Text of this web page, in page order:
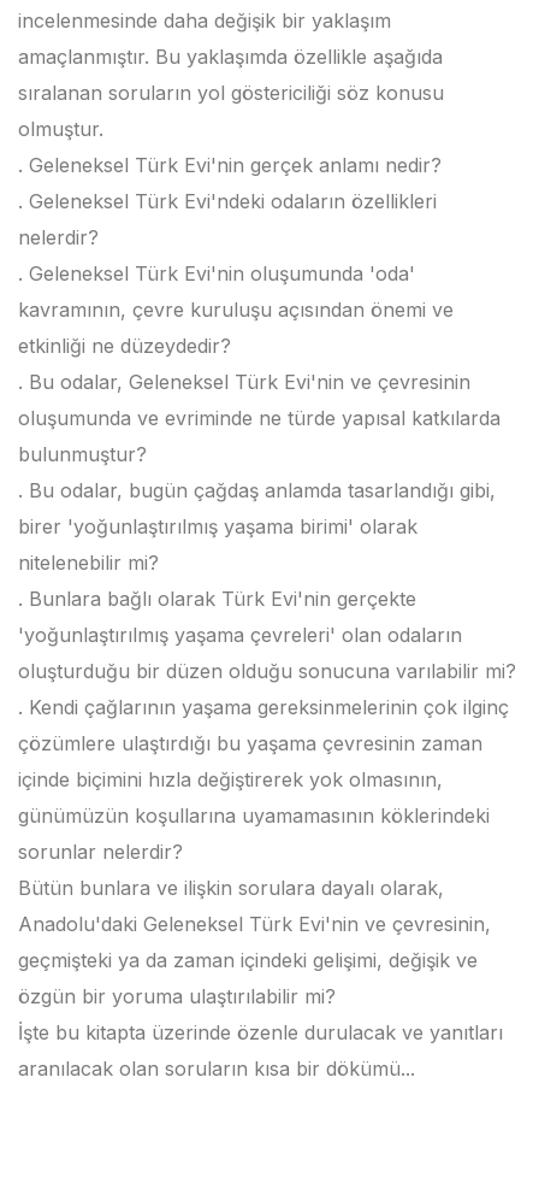
incelenmesinde daha değişik bir yaklaşım
amaçlanmıştır. Bu yaklaşımda özellikle aşağıda
sıralanan soruların yol göstericiliği söz konusu
olmuştur.
. Geleneksel Türk Evi'nin gerçek anlamı nedir?
. Geleneksel Türk Evi'ndeki odaların özellikleri
nelerdir?
. Geleneksel Türk Evi'nin oluşumunda 'oda'
kavramının, çevre kuruluşu açısından önemi ve
etkinliği ne düzeydedir?
. Bu odalar, Geleneksel Türk Evi'nin ve çevresinin
oluşumunda ve evriminde ne türde yapısal katkılarda
bulunmuştur?
. Bu odalar, bugün çağdaş anlamda tasarlandığı gibi,
birer 'yoğunlaştırılmış yaşama birimi' olarak
nitelenebilir mi?
. Bunlara bağlı olarak Türk Evi'nin gerçekte
'yoğunlaştırılmış yaşama çevreleri' olan odaların
oluşturduğu bir düzen olduğu sonucuna varılabilir mi?
. Kendi çağlarının yaşama gereksinmelerinin çok ilginç
çözümlere ulaştırdığı bu yaşama çevresinin zaman
içinde biçimini hızla değiştirerek yok olmasının,
günümüzün koşullarına uyamamasının köklerindeki
sorunlar nelerdir?
Bütün bunlara ve ilişkin sorulara dayalı olarak,
Anadolu'daki Geleneksel Türk Evi'nin ve çevresinin,
geçmişteki ya da zaman içindeki gelişimi, değişik ve
özgün bir yoruma ulaştırılabilir mi?
İşte bu kitapta üzerinde özenle durulacak ve yanıtları
aranılacak olan soruların kısa bir dökümü...